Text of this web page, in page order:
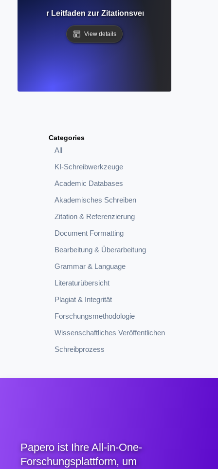
Categories
All
KI-Schreibwerkzeuge
Academic Databases
Akademisches Schreiben
Zitation & Referenzierung
Document Formatting
Bearbeitung & Überarbeitung
Grammar & Language
Literaturübersicht
Plagiat & Integrität
Forschungsmethodologie
Wissenschaftliches Veröffentlichen
Schreibprozess
Leitfaden zur Zitationsverfolgung und
View details
Papero ist Ihre All-in-One-
Forschungsplattform, um